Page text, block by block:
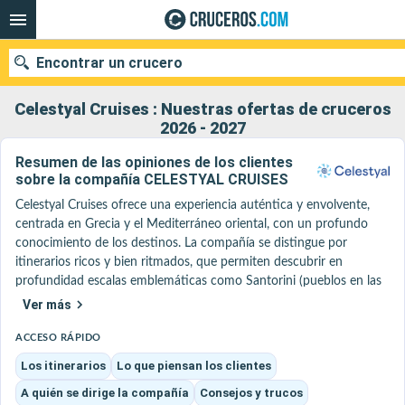
Celestyal Cruises : Nuestras ofertas de cruceros
2026 - 2027
Resumen de las opiniones de los clientes
sobre la compañía CELESTYAL CRUISES
Celestyal Cruises ofrece una experiencia auténtica y envolvente,
centrada en Grecia y el Mediterráneo oriental, con un profundo
conocimiento de los destinos. La compañía se distingue por
itinerarios ricos y bien ritmados, que permiten descubrir en
profundidad escalas emblemáticas como Santorini (pueblos en las
laderas y atardeceres), Mykonos (callejuelas animadas, ambiente
A bordo de barcos de tamaño humano como el Celestyal Journey
o el Celestyal Discovery, el ambiente es acogedor y cálido, con una
fuerte identidad griega tanto en la hospitalidad como en la
gastronomía, que destaca las especialidades locales. Los pasajeros
Ver más
ACCESO RÁPIDO
Los itinerarios
Lo que piensan los clientes
A quién se dirige la compañía
Consejos y trucos
Encontrar un crucero
Nuestros destinos
Fecha de salida
Puertos Compañías
Buscar